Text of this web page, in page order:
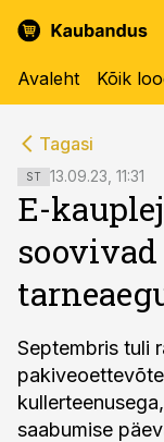
Avaleht Kõik
Tagasi
ST 13.09.23, 11:31
E-
Septembris tuli
saabumise